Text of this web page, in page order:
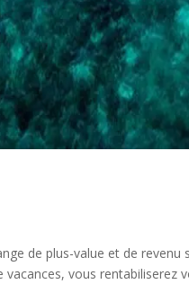
de plus-value et de revenu
vous rentabiliserez